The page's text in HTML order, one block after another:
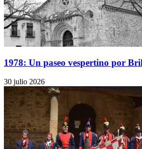
1978: Un paseo vespertino por
30 julio 2026